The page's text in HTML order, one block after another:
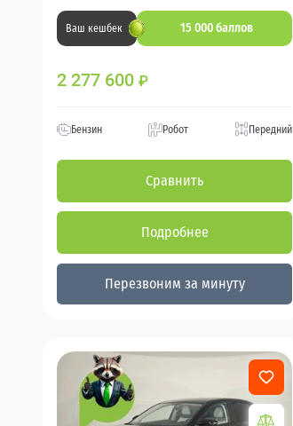
Ваш кешбек 15 000 баллов
2 277 600 ₽
Бензин Робот Передний
Сравнить
Подробнее
Перезвоним за минуту